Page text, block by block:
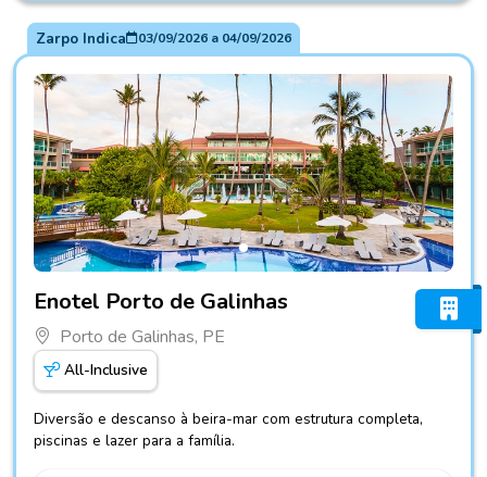
Zarpo Indica 03/09/2026a 04/09/2026
Enotel Porto de Galinhas
Porto de Galinhas, PE
All-Inclusive
Diversão e descanso à beira-mar com estrutura completa,
piscinas e lazer para a família.